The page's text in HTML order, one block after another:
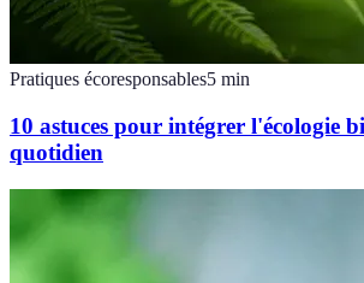
Pratiques écoresponsables5 min
10 astuces pour intégrer l'écologie
quotidien